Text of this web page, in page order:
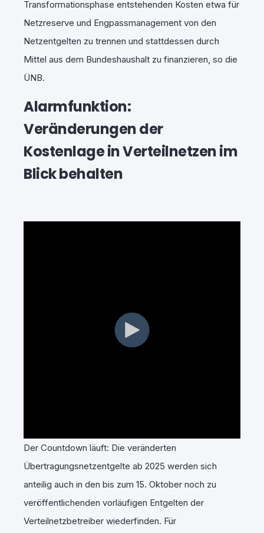
Transformationsphase entstehenden Kosten etwa für
Netzreserve und Engpassmanagement von den
Netzentgelten zu trennen und stattdessen durch
Mittel aus dem Bundeshaushalt zu finanzieren, so die
ÜNB.
Alarmfunktion:
Veränderungen der
Kostenlage in Verteilnetzen im
Blick behalten
Der Countdown läuft: Die veränderten
Übertragungsnetzentgelte ab 2025 werden sich
anteilig auch in den bis zum 15. Oktober noch zu
veröffentlichenden vorläufigen Entgelten der
Verteilnetzbetreiber wiederfinden. Für